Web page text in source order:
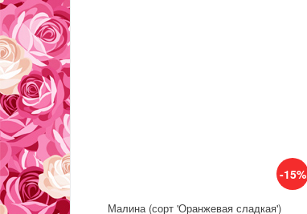
-15%
Малина (сорт 'Оранжевая сладкая')